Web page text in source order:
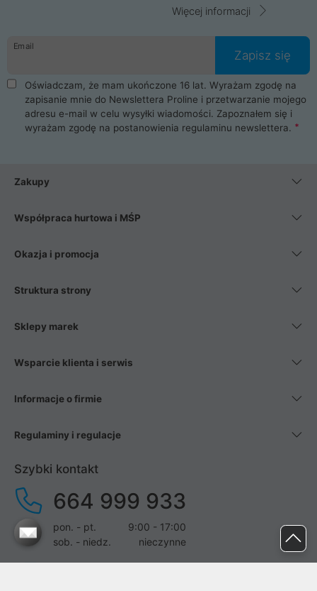
Więcej informacji
Email
Zapisz się
Oświadczam, że mam ukończone 16 lat. Wyrażam zgodę na
zapisanie mnie do Newslettera Proline i przetwarzanie mojego
adresu e-mail w celu wysyłki wiadomości. Zapoznałem się i
wyrażam zgodę na postanowienia regulaminu newslettera.
Zakupy
Współpraca hurtowa i MŚP
Okazja i promocja
Struktura strony
Sklepy marek
Wsparcie klienta i serwis
Informacje o firmie
Regulaminy i regulacje
Szybki kontakt
664 999 933
pon. - pt.
9:00 - 17:00
sob. - niedz.
nieczynne